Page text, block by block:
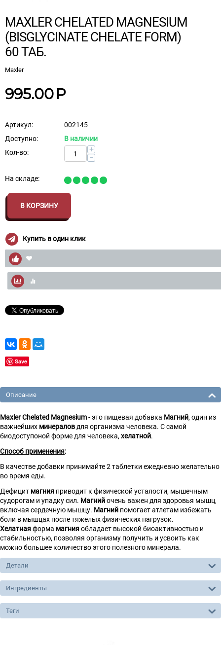
MAXLER CHELATED MAGNESIUM
(BISGLYCINATE CHELATE FORM)
60 ТАБ.
Maxler
995.00Р
Артикул:
002145
Доступно:
В наличии
Кол-во:
+
−
На складе:
В КОРЗИНУ
Купить в один клик
Save
Описание
Maxler Chelated Magnesium- это пищевая добавка Магний, один из
важнейших минералов для организма человека. С самой
биодоступоной форме для человека, хелатной.
Способ применения:
В качестве добавки принимайте 2 таблетки ежедневно желательно
во время еды.
Дефицит магния приводит к физической усталости, мышечным
судорогам и упадку сил. Магнийочень важен для здоровья мышц,
включая сердечную мышцу. Магний помогает атлетам избежать
боли в мышцах после тяжелых физических нагрузок.
Хелатнаяформа магнияобладает высокой биоактивностью и
стабильностью, позволяя организму получить и усвоить как
можно большее количество этого полезного минерала.
Детали
Ингредиенты
Теги